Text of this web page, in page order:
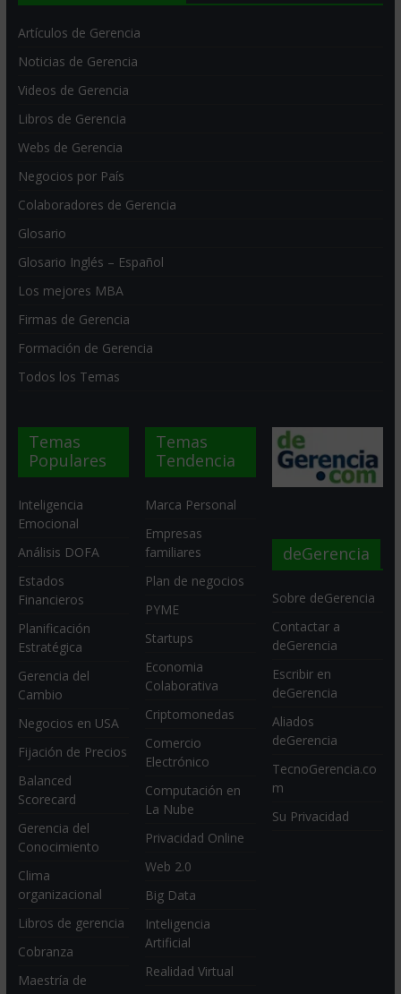
Artículos de Gerencia
Noticias de Gerencia
Videos de Gerencia
Libros de Gerencia
Webs de Gerencia
Negocios por País
Colaboradores de Gerencia
Glosario
Glosario Inglés – Español
Los mejores MBA
Firmas de Gerencia
Formación de Gerencia
Todos los Temas
Temas
Populares
Inteligencia
Emocional
Análisis DOFA
Estados
Financieros
Planificación
Estratégica
Gerencia del
Cambio
Negocios en USA
Fijación de Precios
Balanced
Scorecard
Gerencia del
Conocimiento
Clima
organizacional
Libros de gerencia
Cobranza
Maestría de
Temas
Tendencia
Marca Personal
Empresas
familiares
Plan de negocios
PYME
Startups
Economia
Colaborativa
Criptomonedas
Comercio
Electrónico
Computación en
La Nube
Privacidad Online
Web 2.0
Big Data
Inteligencia
Artificial
Realidad Virtual
deGerencia
Sobre deGerencia
Contactar a
deGerencia
Escribir en
deGerencia
Aliados
deGerencia
TecnoGerencia.co
m
Su Privacidad